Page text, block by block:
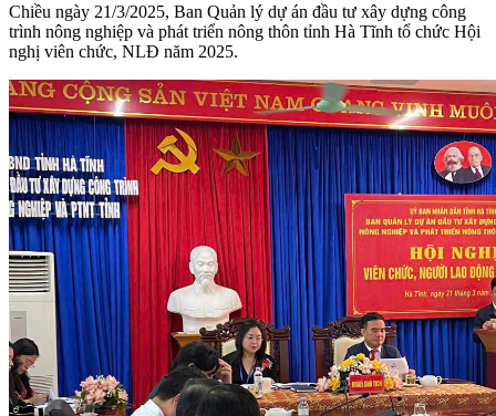
Chiều ngày 21/3/2025, Ban Quản lý dự án đầu tư xây dựng công
trình nông nghiệp và phát triển nông thôn tỉnh Hà Tĩnh tổ chức Hội
nghị viên chức, NLĐ năm 2025.